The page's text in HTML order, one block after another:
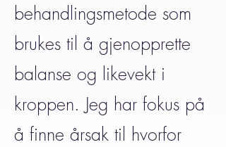
behandlingsmetode som
brukes til å gjenopprette
balanse og likevekt i
kroppen. Jeg har fokus på
å finne årsak til hvorfor